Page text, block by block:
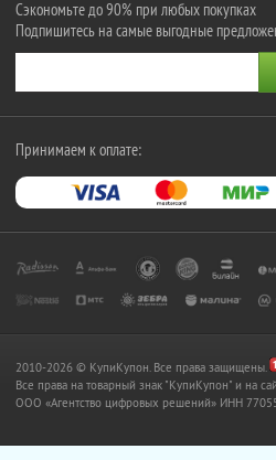
Сэкономьте до 90% при любых покупках
Подпишитесь на самые выгодные
Принимаем к оплате:
2010-2026 © КупиКупон. Все права защищены.
Все права на товарный знак "КупиКупон" и на
OOO «Агентство цифровых решений» ИНН